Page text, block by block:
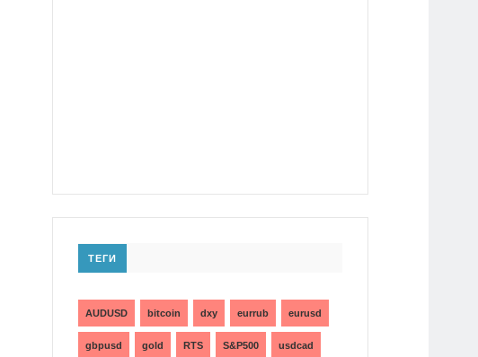
ТЕГИ
AUDUSD bitcoin dxy eurrub eurusd
gbpusd gold RTS S&P500 usdcad